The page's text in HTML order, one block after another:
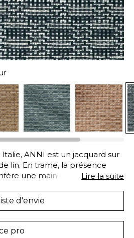
ANNI est un jacquard sur
lin. En trame, la présence
une main douce, crée des
à usage, proposé en cinq
graphique porte le prénom
Lire la suite
d'envie
pro